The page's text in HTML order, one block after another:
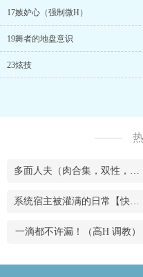
17嫉妒心（强制微H）
19舞者的地盘意识
23炫技
多面人夫（肉合集，双性，**，乱X等）
系统宿主被灌满的日常【快穿】
一滴都不许漏！（高H 调教）